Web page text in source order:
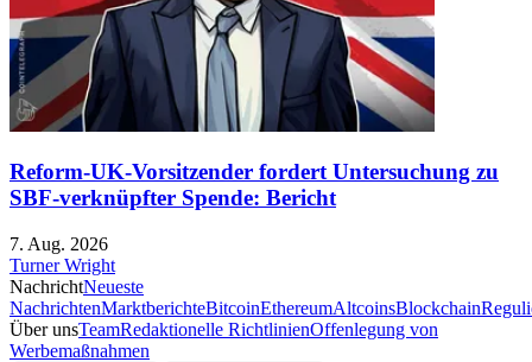
Reform-UK-Vorsitzender fordert Untersuchung zu
SBF-verknüpfter Spende: Bericht
7. Aug. 2026
Turner Wright
NachrichtNeueste
NachrichtenMarktberichteBitcoinEthereumAltcoinsBlockchain
Über unsTeamRedaktionelle RichtlinienOffenlegung von
Werbemaßnahmen